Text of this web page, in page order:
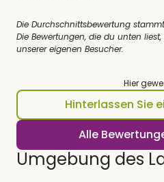
Die Durchschnittsbewertung
Die Bewertungen, die du unten
unserer eigenen Besucher.
Hier
Hinterlassen Sie
Alle
Umgebung des